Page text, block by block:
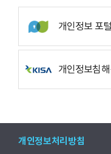
개인정보 포털
개인정보침
개인정보처리방침